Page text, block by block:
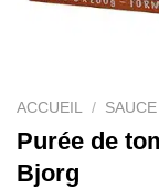
ACCUEIL /
Purée de
Bjorg